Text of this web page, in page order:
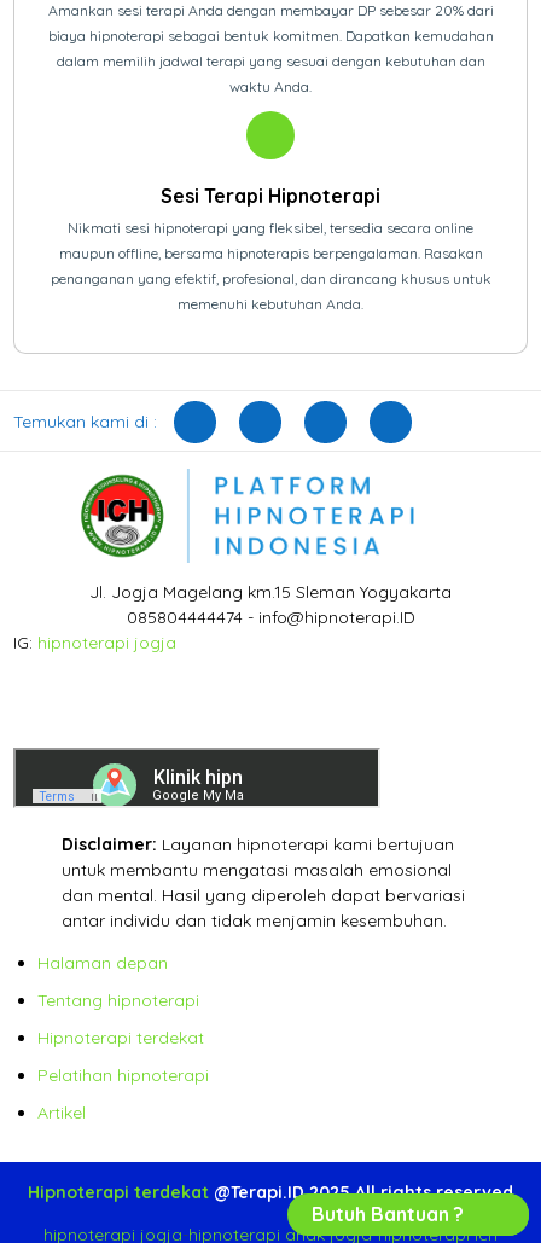
Amankan sesi terapi Anda dengan membayar DP sebesar 20% dari
biaya hipnoterapi sebagai bentuk komitmen. Dapatkan kemudahan
dalam memilih jadwal terapi yang sesuai dengan kebutuhan dan
waktu Anda.
Sesi Terapi Hipnoterapi
Nikmati sesi hipnoterapi yang fleksibel, tersedia secara online
maupun offline, bersama hipnoterapis berpengalaman. Rasakan
penanganan yang efektif, profesional, dan dirancang khusus untuk
memenuhi kebutuhan Anda.
Temukan kami di :
Jl. Jogja Magelang km.15 Sleman Yogyakarta
085804444474 - info@hipnoterapi.ID
IG: hipnoterapi jogja
Disclaimer: Layanan hipnoterapi kami bertujuan
untuk membantu mengatasi masalah emosional
dan mental. Hasil yang diperoleh dapat bervariasi
antar individu dan tidak menjamin kesembuhan.
Halaman depan
Tentang hipnoterapi
Hipnoterapi terdekat
Pelatihan hipnoterapi
Artikel
Hipnoterapi terdekat @Terapi.ID 2025 All rights reserved
hipnoterapi jogja-hipnoterapi anak jogja-hipnoterapi ich
Butuh Bantuan ?